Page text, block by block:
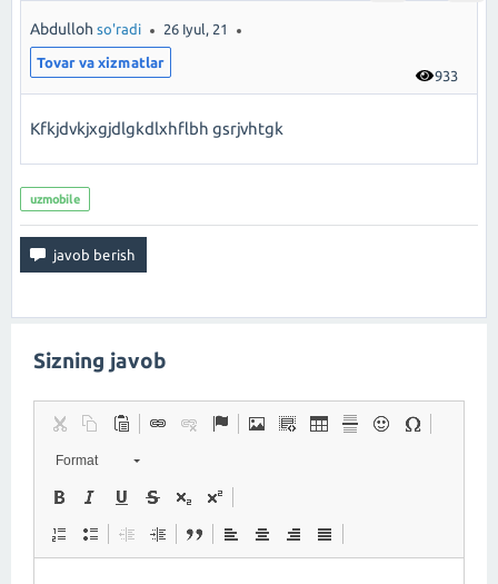
933
Abdulloh so'radi 26 Iyul, 21
Tovar va xizmatlar
Kfkjdvkjxgjdlgkdlxhflbh gsrjvhtgk
uzmobile
Sizning javob
Format